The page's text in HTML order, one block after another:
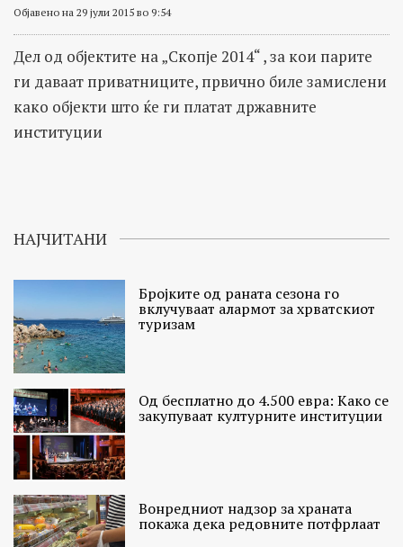
Објавено на 29 јули 2015 во 9:54
Дел од објектите на „Скопје 2014“ , за кои парите
ги даваат приватниците, првично биле замислени
како објекти што ќе ги платат државните
институции
НАЈЧИТАНИ
Бројките од раната сезона го
вклучуваат алармот за хрватскиот
туризам
Од бесплатно до 4.500 евра: Како се
закупуваат културните институции
Вонредниот надзор за храната
покажа дека редовните потфрлаат